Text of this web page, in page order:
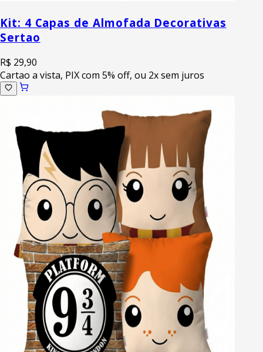
Kit: 4 Capas de Almofada Decorativas
Sertao
R$ 29,90
Cartao a vista, PIX com 5% off, ou 2x sem juros